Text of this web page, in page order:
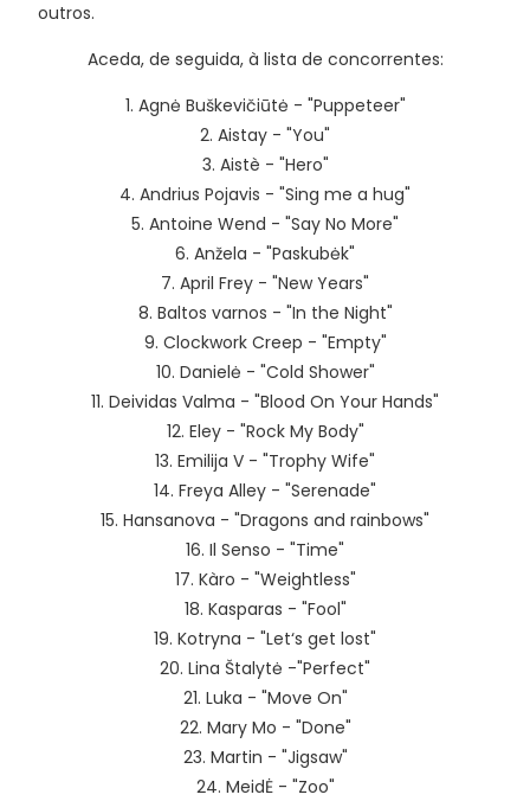
outros.
Aceda, de seguida, à lista de concorrentes:
1. Agnė Buškevičiūtė - "Puppeteer"
2. Aistay - "You"
3. Aistè - "Hero"
4. Andrius Pojavis - "Sing me a hug"
5. Antoine Wend - "Say No More"
6. Anžela - "Paskubėk"
7. April Frey - "New Years"
8. Baltos varnos - "In the Night"
9. Clockwork Creep - "Empty"
10. Danielė - "Cold Shower"
11. Deividas Valma - "Blood On Your Hands"
12. Eley - "Rock My Body"
13. Emilija V - "Trophy Wife"
14. Freya Alley - "Serenade"
15. Hansanova - "Dragons and rainbows"
16. Il Senso - "Time"
17. Kàro - "Weightless"
18. Kasparas - "Fool"
19. Kotryna - "Let‘s get lost"
20. Lina Štalytė -"Perfect"
21. Luka - "Move On"
22. Mary Mo - "Done"
23. Martin - "Jigsaw"
24. MeidĖ - "Zoo"